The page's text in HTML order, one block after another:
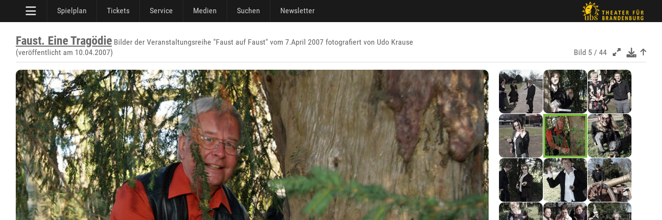
Spielplan Tickets Service Medien Suchen Newsletter
Faust. Eine Tragödie Bilder der Veranstaltungsreihe "Faust auf Faust" vom 7.April 2007 fotografiert von Udo Krause
(veröffentlicht am 10.04.2007)
Bild 5 / 44